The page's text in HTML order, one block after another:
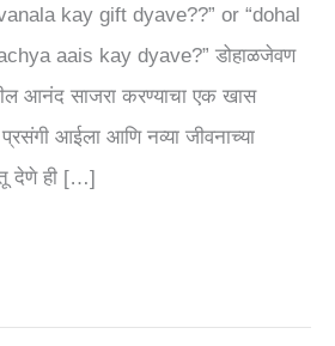
kay gift dyave??” or “dohal
aais kay dyave?” डोहाळजेवण
आनंद साजरा करण्याचा एक खास
आईला आणि नव्या जीवनाच्या
देणे ही […]